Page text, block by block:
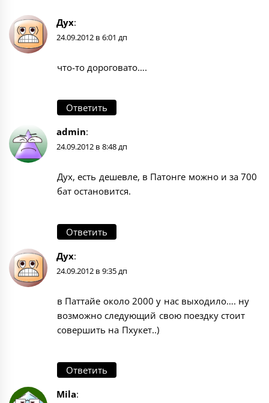
Дух:
24.09.2012 в 6:01 дп
что-то дороговато….
Ответить
admin:
24.09.2012 в 8:48 дп
Дух, есть дешевле, в Патонге можно и за 700
бат остановится.
Ответить
Дух:
24.09.2012 в 9:35 дп
в Паттайе около 2000 у нас выходило…. ну
возможно следующий свою поездку стоит
совершить на Пхукет..)
Ответить
Mila: